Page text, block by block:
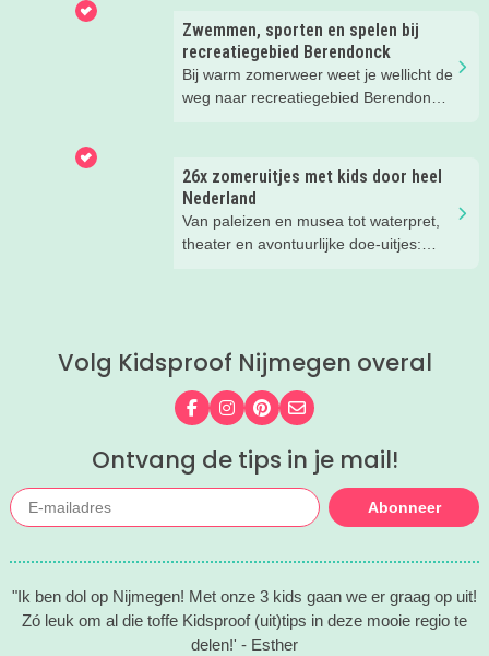
Zwemmen, sporten en spelen bij
recreatiegebied Berendonck
Bij warm zomerweer weet je wellicht de
weg naar recreatiegebied Berendonck
voor het hele gezin bij dit prachtige
recreatiegebied van Leisurelands? Wij
delen onze favoriete tips met je!
26x zomeruitjes met kids door heel
Nederland
Van paleizen en musea tot waterpret,
theater en avontuurlijke doe-uitjes:
Volg Kidsproof Nijmegen overal
Volg ons op Facebook
Volg ons op Instagram
Volg ons op Pinterest
Mail ons
Ontvang de tips in je mail!
Abonneer
"Ik ben dol op Nijmegen! Met onze 3 kids gaan we er graag op uit!
Zó leuk om al die toffe Kidsproof (uit)tips in deze mooie regio te
delen!' - Esther